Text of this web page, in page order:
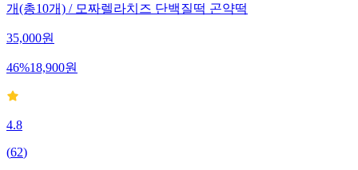
개(총10개) / 모짜렐라치즈 단백질떡 곤약떡
35,000원
46%18,900원
4.8
(62)